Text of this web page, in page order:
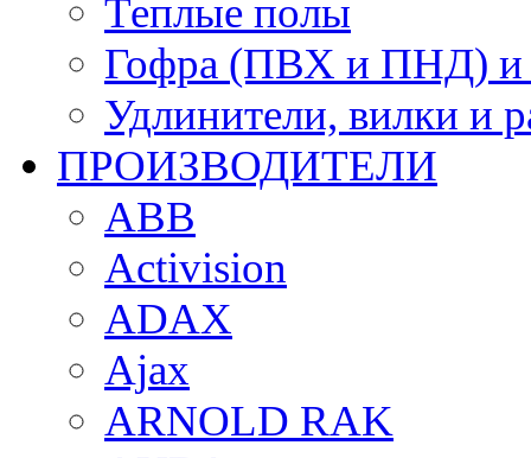
Теплые полы
Гофра (ПВХ и ПНД) и
Удлинители, вилки и
ПРОИЗВОДИТЕЛИ
ABB
Activision
ADAX
Ajax
ARNOLD RAK